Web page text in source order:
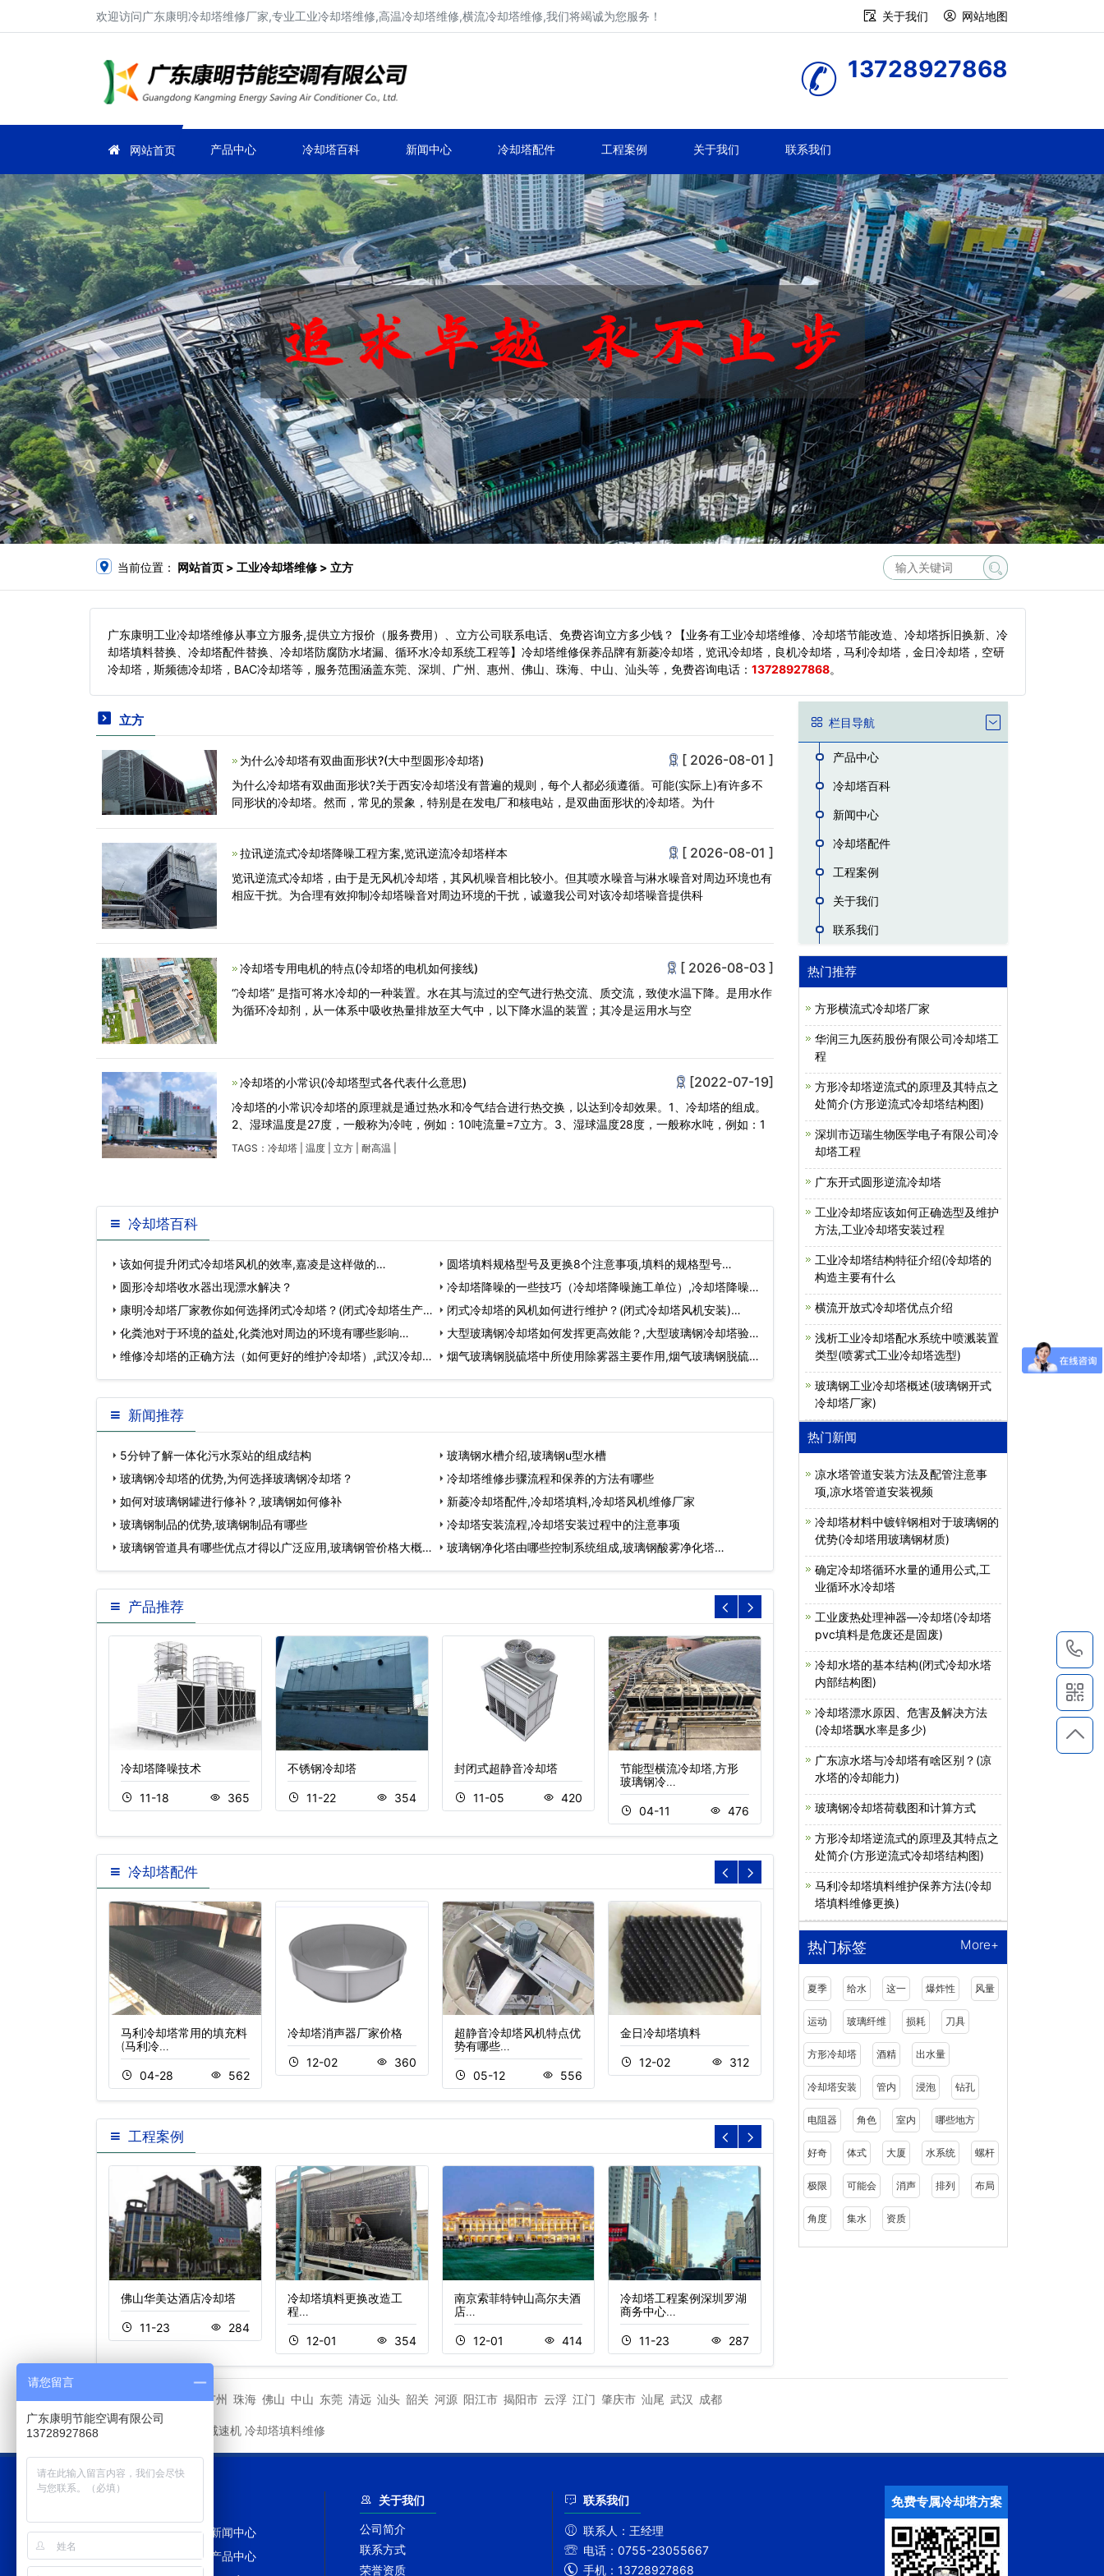
欢迎访问广东康明冷却塔维修厂家,专业工业冷却塔维修,高温冷却塔维修,横流冷却塔维修,我们将竭诚为您服务！ 关于我们 网站地图
13728927868
网站首页 产品中心 冷却塔百科 新闻中心 冷却塔配件 工程案例 关于我们 联系我们
当前位置： 网站首页 > 工业冷却塔维修 > 立方
广东康明工业冷却塔维修从事立方服务,提供立方报价（服务费用）、立方公司联系电话、免费咨询立方多少钱？【业务有工业冷却塔维修、冷却塔节能改造、冷却塔拆旧换新、冷
却塔填料替换、冷却塔配件替换、冷却塔防腐防水堵漏、循环水冷却系统工程等】冷却塔维修保养品牌有新菱冷却塔，览讯冷却塔，良机冷却塔，马利冷却塔，金日冷却塔，空研
冷却塔，斯频德冷却塔，BAC冷却塔等，服务范围涵盖东莞、深圳、广州、惠州、佛山、珠海、中山、汕头等， 免费咨询电话： 13728927868。
立方
为什么冷却塔有双曲面形状?(大中型圆形冷却塔) [ 2026-08-01 ]
为什么冷却塔有双曲面形状?关于西安冷却塔没有普遍的规则，每个人都必须遵循。可能(实际上)有许多不
同形状的冷却塔。然而，常见的景象，特别是在发电厂和核电站，是双曲面形状的冷却塔。为什
拉讯逆流式冷却塔降噪工程方案,览讯逆流冷却塔样本 [ 2026-08-01 ]
览讯逆流式冷却塔，由于是无风机冷却塔，其风机噪音相比较小。但其喷水噪音与淋水噪音对周边环境也有
相应干扰。为合理有效抑制冷却塔噪音对周边环境的干扰，诚邀我公司对该冷却塔噪音提供科
冷却塔专用电机的特点(冷却塔的电机如何接线) [ 2026-08-03 ]
“冷却塔” 是指可将水冷却的一种装置。水在其与流过的空气进行热交流、质交流，致使水温下降。是用水作
为循环冷却剂，从一体系中吸收热量排放至大气中，以下降水温的装置；其冷是运用水与空
冷却塔的小常识(冷却塔型式各代表什么意思) [2022-07-19]
冷却塔的小常识冷却塔的原理就是通过热水和冷气结合进行热交换，以达到冷却效果。1、冷却塔的组成。
2、湿球温度是27度，一般称为冷吨，例如：10吨流量=7立方。3、湿球温度28度，一般称水吨，例如：1
TAGS： 冷却塔 温度 立方 耐高温
冷却塔百科
该如何提升闭式冷却塔风机的效率,嘉凌是这样做的…
圆塔填料规格型号及更换8个注意事项,填料的规格型号…
圆形冷却塔收水器出现漂水解决？
冷却塔降噪的一些技巧（冷却塔降噪施工单位）,冷却塔降噪工
程一般需要哪些…
康明冷却塔厂家教你如何选择闭式冷却塔？(闭式冷却塔生产厂
家宇诺冷却科…
闭式冷却塔的风机如何进行维护？(闭式冷却塔风机安装)…
化粪池对于环境的益处,化粪池对周边的环境有哪些影响…
大型玻璃钢冷却塔如何发挥更高效能？,大型玻璃钢冷却塔验收
标准…
维修冷却塔的正确方法（如何更好的维护冷却塔）,武汉冷却塔
维修…
烟气玻璃钢脱硫塔中所使用除雾器主要作用,烟气玻璃钢脱硫塔
图片…
新闻推荐
5分钟了解一体化污水泵站的组成结构
玻璃钢水槽介绍,玻璃钢u型水槽
玻璃钢冷却塔的优势,为何选择玻璃钢冷却塔？
冷却塔维修步骤流程和保养的方法有哪些
如何对玻璃钢罐进行修补？,玻璃钢如何修补
新菱冷却塔配件,冷却塔填料,冷却塔风机维修厂家
玻璃钢制品的优势,玻璃钢制品有哪些
冷却塔安装流程,冷却塔安装过程中的注意事项
玻璃钢管道具有哪些优点才得以广泛应用,玻璃钢管价格大概多
少钱…
玻璃钢净化塔由哪些控制系统组成,玻璃钢酸雾净化塔…
产品推荐
冷却塔降噪技术
11-18 365
不锈钢冷却塔
11-22 354
封闭式超静音冷却塔
11-05 420
节能型横流冷却塔,方形
玻璃钢冷…
04-11 476
横流式冷却塔价格
11-16 341
闭式逆流冷却塔厂家价
11-15
冷却塔配件
马利冷却塔常用的填充料
(马利冷…
04-28 562
冷却塔消声器厂家价格
12-02 360
超静音冷却塔风机特点优
势有哪些…
05-12 556
金日冷却塔填料
12-02 312
览讯冷却塔减速器
11-23 351
新菱冷却塔填料
工程案例
佛山华美达酒店冷却塔
11-23 284
冷却塔填料更换改造工
程…
12-01 354
南京索菲特钟山高尔夫酒
店…
12-01 414
冷却塔工程案例深圳罗湖
商务中心…
11-23 287
栏目导航
产品中心
冷却塔百科
新闻中心
冷却塔配件
工程案例
关于我们
联系我们
热门推荐
方形横流式冷却塔厂家
华润三九医药股份有限公司冷却塔工
程
方形冷却塔逆流式的原理及其特点之
处简介(方形逆流式冷却塔结构图)
深圳市迈瑞生物医学电子有限公司冷
却塔工程
广东开式圆形逆流冷却塔
工业冷却塔应该如何正确选型及维护
方法,工业冷却塔安装过程
工业冷却塔结构特征介绍(冷却塔的
构造主要有什么
横流开放式冷却塔优点介绍
浅析工业冷却塔配水系统中喷溅装置
类型(喷雾式工业冷却塔选型)
玻璃钢工业冷却塔概述(玻璃钢开式
冷却塔厂家)
热门新闻
凉水塔管道安装方法及配管注意事
项,凉水塔管道安装视频
冷却塔材料中镀锌钢相对于玻璃钢的
优势(冷却塔用玻璃钢材质)
确定冷却塔循环水量的通用公式,工
业循环水冷却塔
工业废热处理神器—冷却塔(冷却塔
pvc填料是危废还是固废)
冷却水塔的基本结构(闭式冷却水塔
内部结构图)
冷却塔漂水原因、危害及解决方法
(冷却塔飘水率是多少)
广东凉水塔与冷却塔有啥区别？(凉
水塔的冷却能力)
玻璃钢冷却塔荷载图和计算方式
方形冷却塔逆流式的原理及其特点之
处简介(方形逆流式冷却塔结构图)
马利冷却塔填料维护保养方法(冷却
塔填料维修更换)
热门标签 More+
夏季 给水 这一 爆炸性 风量
运动 玻璃纤维 损耗 刀具
方形冷却塔 酒精 出水量
冷却塔安装 管内 浸泡 钻孔
电阻器 角色 室内 哪些地方
好奇 体式 大厦 水系统 螺杆
极限 可能会 消声 排列 布局
角度 集水 资质
城市分站 深圳 广州 珠海 佛山 中山 东莞 清远 汕头 韶关 河源 阳江市 揭阳市 云浮 江门 肇庆市 汕尾 武汉 成都
冷却塔减速机 冷却塔填料维修
网站首页
新闻中心
冷却塔百科
产品中心
关于我们
公司简介
联系方式
荣誉资质
联系我们
联系人： 王经理
电话： 0755-23055667
手机： 13728927868
免费专属冷却塔方案
请您留言
广东康明节能空调有限公司
13728927868